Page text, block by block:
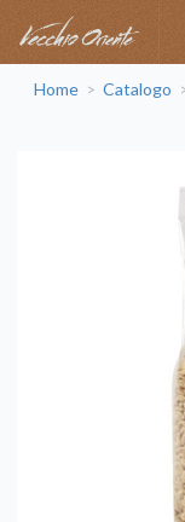
Home > Catalogo